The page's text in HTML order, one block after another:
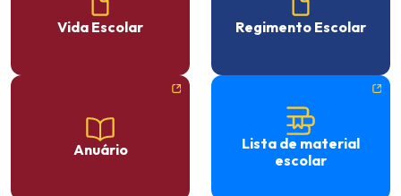
Vida Escolar Regimento Escolar
Anuário
Lista de material
escolar